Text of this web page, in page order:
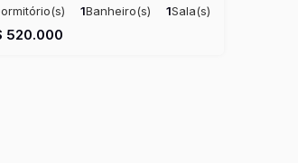
520.000
1Banheiro(s) 1Sala(s)